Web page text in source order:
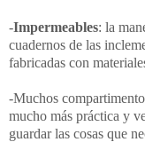
-Impermeables: la
cuadernos de las
fabricadas con
-Muchos
mucho más práctica y
guardar las cosas que